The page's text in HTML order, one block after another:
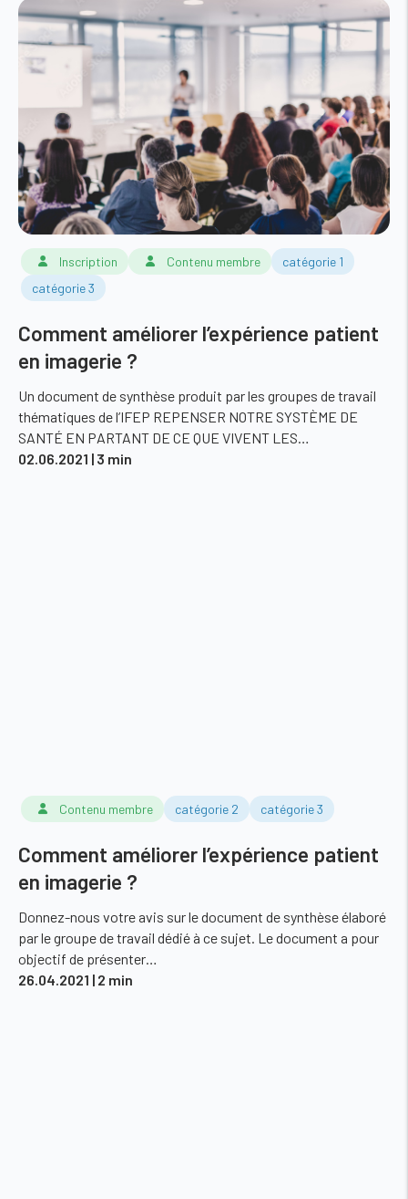
Inscription Contenu membre
catégorie 1
catégorie 3
Comment améliorer l’expérience patient
en imagerie ?
Un document de synthèse produit par les groupes de travail
thématiques de l’IFEP REPENSER NOTRE SYSTÈME DE
SANTÉ EN PARTANT DE CE QUE VIVENT LES…
02.06.2021 | 3 min
Contenu membre catégorie 2 catégorie 3
Comment améliorer l’expérience patient
en imagerie ?
Donnez-nous votre avis sur le document de synthèse élaboré
par le groupe de travail dédié à ce sujet. Le document a pour
objectif de présenter…
26.04.2021 | 2 min